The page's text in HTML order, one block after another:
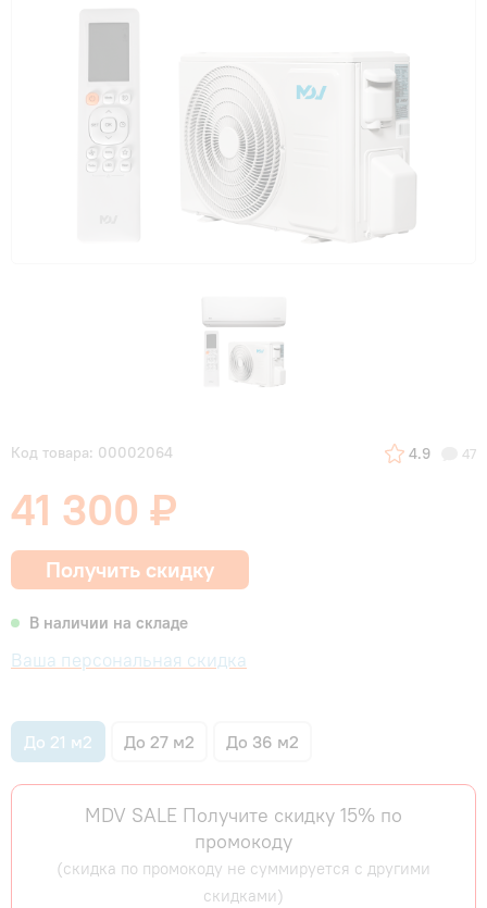
Код товара: 00002064 4.9 47
41 300 ₽
Получить скидку
В наличии на складе
Ваша персональная скидка
До 21 м2 До 27 м2 До 36 м2
MDV SALE Получите скидку 15% по
промокоду
(скидка по промокоду не суммируется с другими
скидками)